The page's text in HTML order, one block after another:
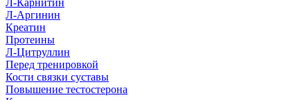
Л-Карнитин
Л-Аргинин
Креатин
Протеины
Л-Цитруллин
Перед тренировкой
Кости связки суставы
Повышение тестостерона